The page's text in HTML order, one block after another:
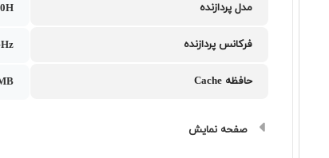
مدل پردازنده
فرکانس پردازنده
حافظه Cache
صفحه نمایش